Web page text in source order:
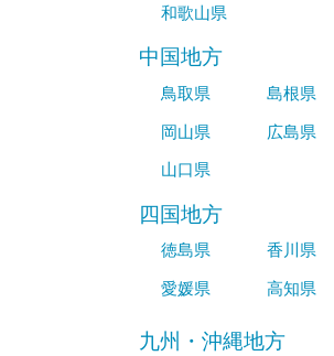
和歌山県
中国地方
鳥取県
島根県
岡山県
広島県
山口県
四国地方
徳島県
香川県
愛媛県
高知県
九州・沖縄地方